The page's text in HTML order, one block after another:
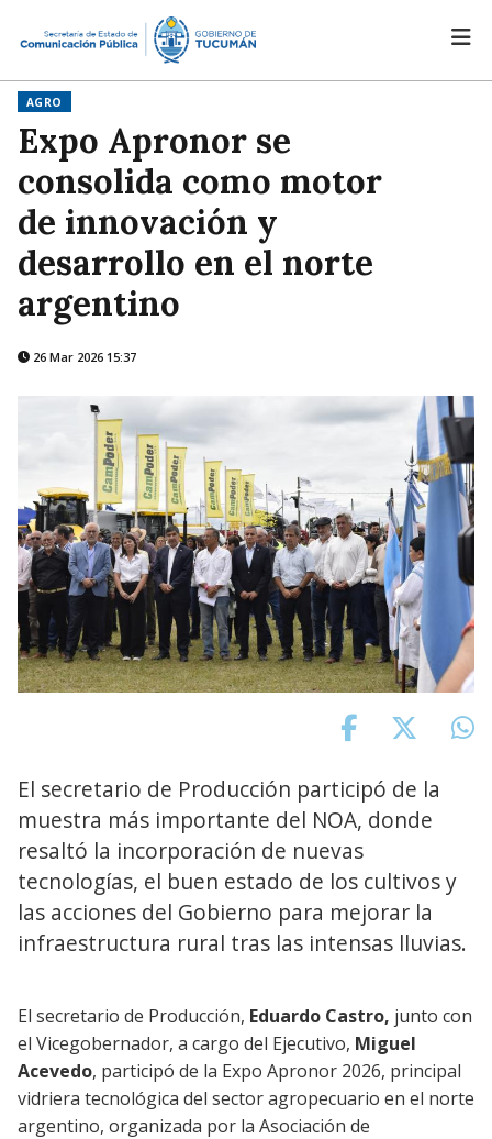
AGRO
Expo Apronor se
consolida como motor
de innovación y
desarrollo en el norte
argentino
26 Mar 2026 15:37
El secretario de Producción participó de la
muestra más importante del NOA, donde
resaltó la incorporación de nuevas
tecnologías, el buen estado de los cultivos y
las acciones del Gobierno para mejorar la
infraestructura rural tras las intensas lluvias.
El secretario de Producción, Eduardo Castro, junto con
el Vicegobernador, a cargo del Ejecutivo, Miguel
Acevedo, participó de la Expo Apronor 2026, principal
vidriera tecnológica del sector agropecuario en el norte
argentino, organizada por la Asociación de